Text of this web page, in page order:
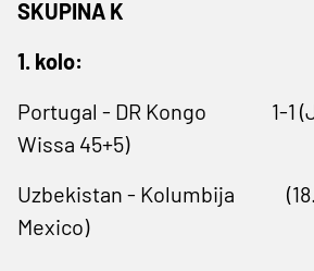
SKUPINA K
1. kolo:
Portugal - DR Kongo 1-1
Wissa 45+5)
Uzbekistan - Kolumbija
Mexico)